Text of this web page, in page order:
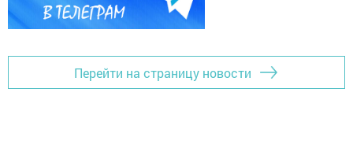
Перейти на страницу новости